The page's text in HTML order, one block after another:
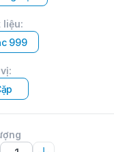
liệu:
999
: